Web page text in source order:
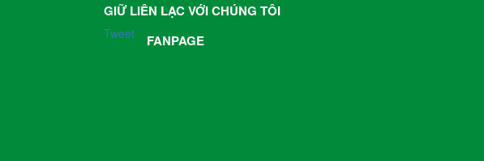
GIỮ LIÊN LẠC VỚI CHÚNG TÔI
Tweet FANPAGE